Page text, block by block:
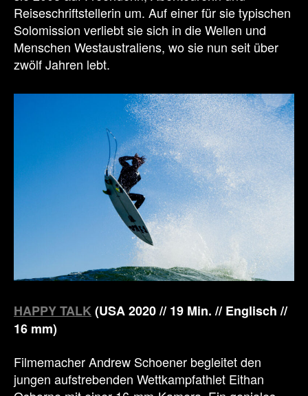
Reiseschriftstellerin um. Auf einer für sie typischen
Solomission verliebt sie sich in die Wellen und
Menschen Westaustraliens, wo sie nun seit über
zwölf Jahren lebt.
HAPPY TALK(USA 2020 // 19 Min. // Englisch //
16 mm)
Filmemacher Andrew Schoener begleitet den
jungen aufstrebenden Wettkampfathlet Eithan